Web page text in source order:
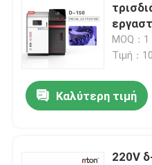
MOQ：1
Τιμή：
Καλύτερη τιμή
220V